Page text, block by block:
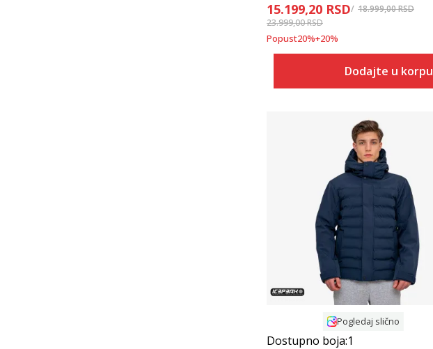
15.199,20 RSD 18.999,00RSD
23.999,00RSD
Popust20%+20%
Dodajte u korpu
Uporedi
Pogledaj slično
Dostupno boja:1